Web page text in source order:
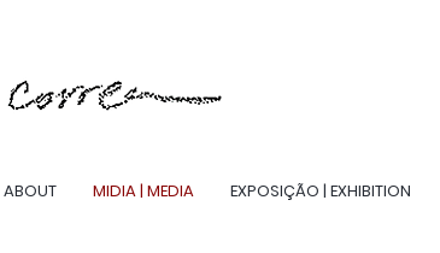
ABOUT MIDIA | MEDIA EXPOSIÇÃO | EXHIBITION